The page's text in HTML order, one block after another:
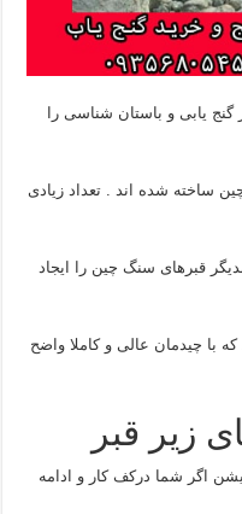
یابی و باستان شناسی را
ساخته شده اند . تعداد زیادی
قبرهای سنگ چین را ایجاد
با چیدمان عالی و کاملا واضح
زیر قبر
اگر شما درکف کار و ادامه